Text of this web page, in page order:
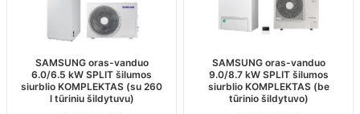
SAMSUNG oras-vanduo
6.0/6.5 kW SPLIT šilumos
siurblio KOMPLEKTAS (su 260
l tūriniu šildytuvu)
SAMSUNG oras-vanduo
9.0/8.7 kW SPLIT šilumos
siurblio KOMPLEKTAS (be
tūrinio šildytuvo)